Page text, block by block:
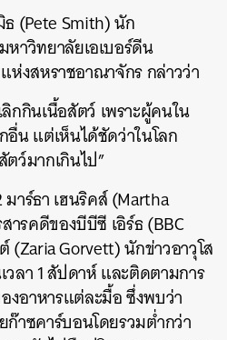
(Pete Smith) นัก
าวิทยาลัยเอเบอร์ดีน
งสหราชอาณาจักร กล่าวว่า
กกินเนื้อสัตว์ เพราะผู้คนใน
น แต่เห็นได้ชัดว่าในโลก
ว์มากเกินไป”
าร์ธา เฮนริคส์ (Martha
รคดีของบีบีซี เอิร์ธ (BBC
(Zaria Gorvett) นักข่าวอาวุโส
ลา 1 สัปดาห์ และติดตามการ
อาหารแต่ละมื้อ ซึ่งพบว่า
าซคาร์บอนโดยรวมต่ำกว่า